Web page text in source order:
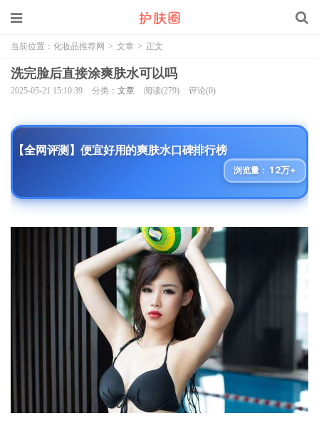
当前位置： 化妆品推荐网 > 文章 > 正文
洗完脸后直接涂爽肤水可以吗
2025-05-21 15:10:39 分类： 文章 阅读(279) 评论(0)
【全网评测】便宜好用的爽肤水口碑排行榜
浏览量： 12万+